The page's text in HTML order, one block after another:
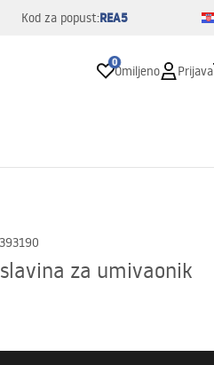
Kod za popust:REA5
0
Omiljeno Prijava
slavina za umivaonik